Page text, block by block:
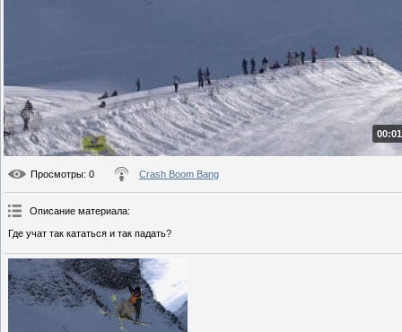
Просмотры: 0 Crash Boom Bang
Описание материала:
Где учат так кататься и так падать?